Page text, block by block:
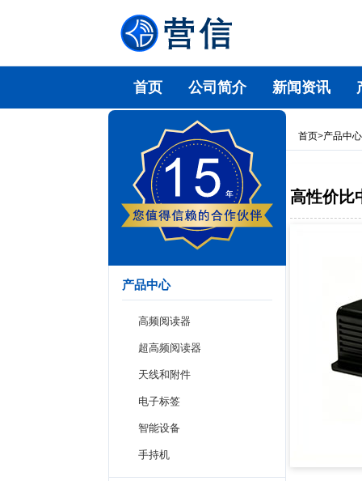
首页 公司简介 新闻资讯
产品中心
高频阅读器
超高频阅读器
天线和附件
电子标签
智能设备
手持机
首页>产品中心
高性价比